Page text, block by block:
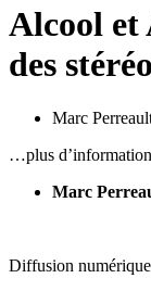
Alcool et
des
Marc
…plus
Marc
Diffusion